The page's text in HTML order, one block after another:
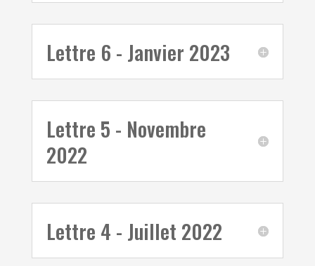
Lettre 6 - Janvier 2023
Lettre 5 - Novembre
2022
Lettre 4 - Juillet 2022